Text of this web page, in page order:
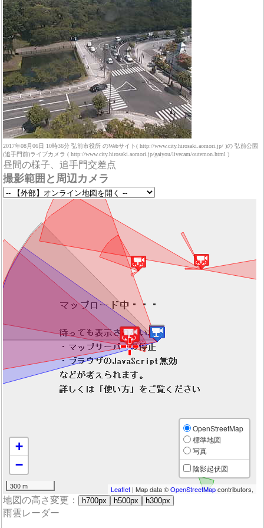
2017年08月06日 10時36分 弘前市役所 のWebサイト( http://www.city.hirosaki.aomori.jp/ )の 弘前公園
(追手門前)ライブカメラ ( http://www.city.hirosaki.aomori.jp/gaiyou/livecam/outemon.html )
昼間の様子、追手門交差点
撮影範囲と周辺カメラ
+
−
300 m
OpenStreetMap
標準地図
写真
陰影起伏図
Leaflet | Map data ©OpenStreetMapcontributors,
地図の高さ変更： h700px h500px h300px
雨雲レーダー